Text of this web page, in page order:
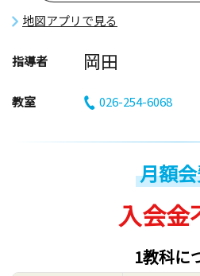
地図アプリで見る
指導者 岡田
教室 026-254-6068
月額
入会金
1教科に